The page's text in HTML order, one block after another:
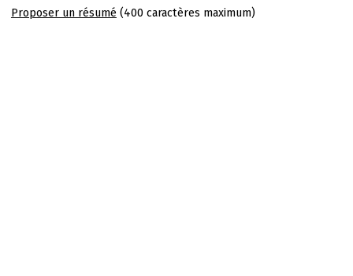
Proposer un résumé (400 caractères maximum)